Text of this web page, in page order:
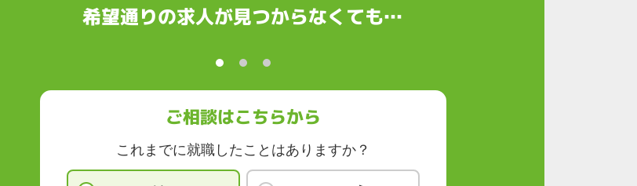
希望通りの求人が見つからなくても…
ご相談はこちらから
これまでに就職したことはありますか？